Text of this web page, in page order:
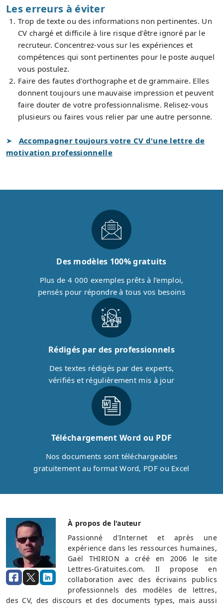
Les erreurs à éviter
Trop de texte ou des informations non pertinentes. Un
CV chargé et difficile à lire risque d'être ignoré par le
recruteur. Concentrez-vous sur les expériences et
compétences qui sont pertinentes pour le poste auquel
vous postulez.
Faire des fautes d'orthographe et de grammaire. Elles
donnent toujours une mauvaise impression et peuvent
faire douter de votre professionnalisme. Relisez-vous
plusieurs ou faires vous relier par une autre personne.
Accompagner toujours votre CV d'une lettre de
motivation professionnelle
Des modèles 100% gratuits
Plus de 4 000 exemples prêts à l’emploi,
pensés pour répondre à tous vos besoins
Rédigés par des professionnels
Des textes rédigés par des experts,
vérifiés et régulièrement mis à jour
Téléchargement Word ou PDF
Nos documents sont téléchargeables
gratuitement au format Word, PDF ou Excel
À propos de l'auteur
Passionné d'Internet et après une
expérience dans les ressources humaines,
Gaël THIRION a créé en 2006 le site
Lettres-Gratuites.com. Il propose en
collaboration avec des écrivains publics
professionnels des modèles de lettres,
des CV, des discours et des documents types, mais aussi